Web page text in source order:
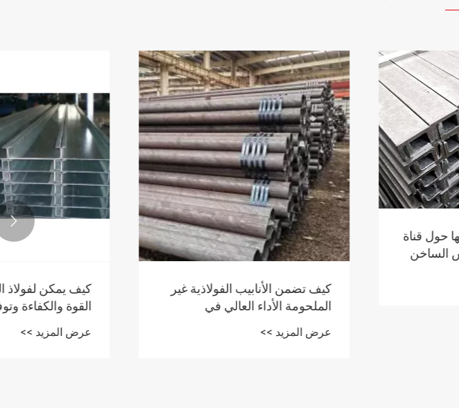
كيف تضمن الأنابيب الفولاذية غير
الملحومة الأداء العالي في
كيف يمكن لفولاذ القناة C تحسين
القوة والكفاءة وتوفير التكاليف في
